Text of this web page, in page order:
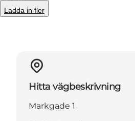
Ladda in fler
Hitta vägbeskrivning
Markgade 1